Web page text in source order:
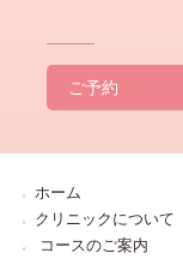
ご予約
ホーム
クリニックについて
コースのご案内